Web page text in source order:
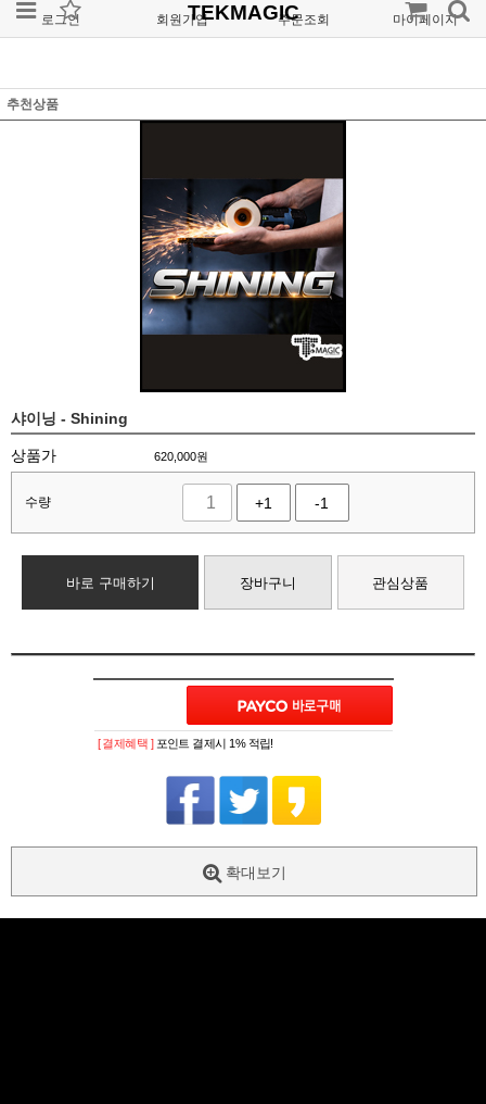
로그인 회원가입 주문조회 마이페이지
TEKMAGIC
추천상품
샤이닝 - Shining
상품가 620,000원
수량 +1 -1
바로 구매하기 장바구니 관심상품
[ 결제혜택 ] 포인트 결제시 1% 적립!
확대보기